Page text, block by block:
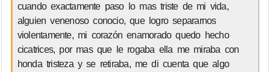
cuando exactamente paso lo mas triste de mi vida,
alguien venenoso conocio, que logro separarnos
violentamente, mi corazón enamorado quedo hecho
cicatrices, por mas que le rogaba ella me miraba con
honda tristeza y se retiraba, me di cuenta que algo